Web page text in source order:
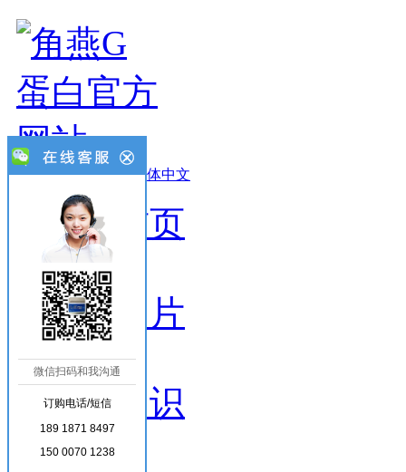
设为首页-收藏本站-繁体中文
网站首页
产品图片
新闻知识
微信扫码和我沟通
订购电话/短信
189 1871 8497
150 0070 1238